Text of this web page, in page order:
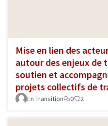
Mise en lien des
autour des enjeux de
soutien et
projets collectifs de
En Transition 0 2